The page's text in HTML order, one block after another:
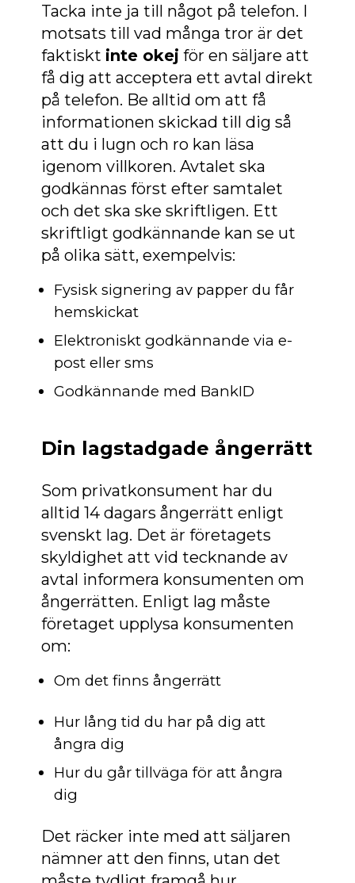
Tacka inte ja till något på telefon. I
motsats till vad många tror är det
faktiskt inte okej för en säljare att
få dig att acceptera ett avtal direkt
på telefon. Be alltid om att få
informationen skickad till dig så
att du i lugn och ro kan läsa
igenom villkoren. Avtalet ska
godkännas först efter samtalet
och det ska ske skriftligen. Ett
skriftligt godkännande kan se ut
på olika sätt, exempelvis:
Fysisk signering av papper du får
hemskickat
Elektroniskt godkännande via e-
post eller sms
Godkännande med BankID
Din lagstadgade ångerrätt
Som privatkonsument har du
alltid 14 dagars ångerrätt enligt
svenskt lag. Det är företagets
skyldighet att vid tecknande av
avtal informera konsumenten om
ångerrätten. Enligt lag måste
företaget upplysa konsumenten
om:
Om det finns ångerrätt
Hur lång tid du har på dig att
ångra dig
Hur du går tillväga för att ångra
dig
Det räcker inte med att säljaren
nämner att den finns, utan det